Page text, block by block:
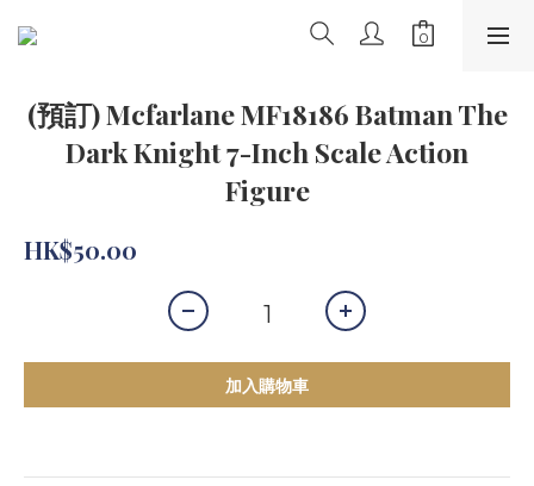
(預訂) Mcfarlane MF18186 Batman The
Dark Knight 7-Inch Scale Action
Figure
HK$50.00
加入購物車